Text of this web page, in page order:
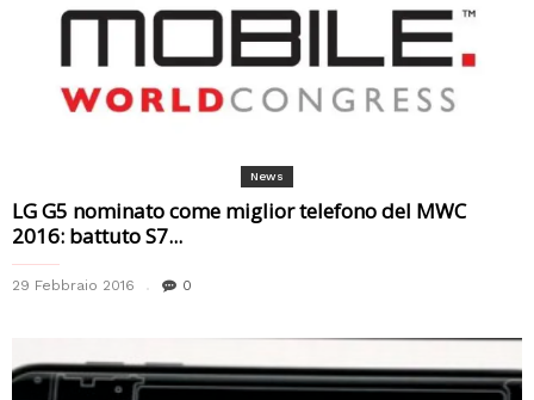
News
LG G5 nominato come miglior telefono del MWC
2016: battuto S7...
29 Febbraio 2016 0